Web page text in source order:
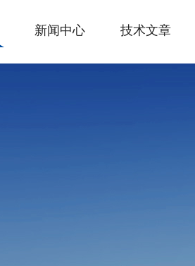
新闻中心 技术文章